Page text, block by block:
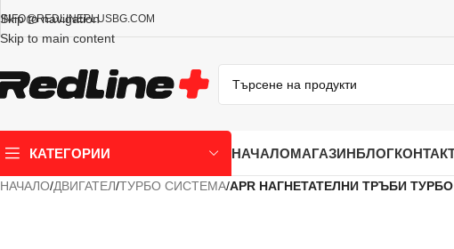
Skip to navigation
Skip to main content
INFO@REDLINEPLUSBG.COM
КАТЕГОРИИ НАЧАЛОМАГАЗИНБЛОГ
НАЧАЛО/ДВИГАТЕЛ/ТУРБО СИСТЕМА/APR НАГНЕТАТЕЛНИ ТРЪБИ